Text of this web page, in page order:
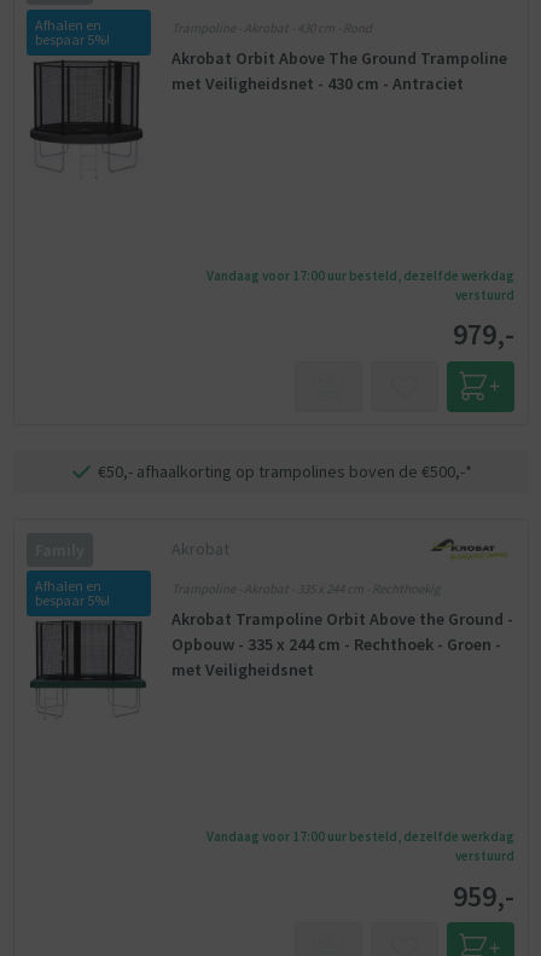
Afhalen en
bespaar 5%!
Trampoline - Akrobat - 430 cm - Rond
Akrobat Orbit Above The Ground Trampoline
met Veiligheidsnet - 430 cm - Antraciet
Vandaag voor 17:00 uur besteld, dezelfde werkdag
verstuurd
979,-
€50,- afhaalkorting op trampolines boven de €500,-*
Afhalen en
bespaar 5%!
Akrobat
Trampoline - Akrobat - 335 x 244 cm - Rechthoekig
Akrobat Trampoline Orbit Above the Ground -
Opbouw - 335 x 244 cm - Rechthoek - Groen -
met Veiligheidsnet
Vandaag voor 17:00 uur besteld, dezelfde werkdag
verstuurd
959,-